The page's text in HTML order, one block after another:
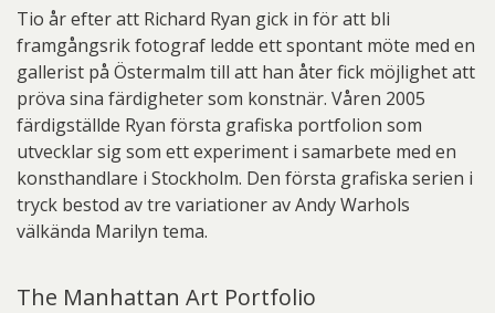
Tio år efter att Richard Ryan gick in för att bli
framgångsrik fotograf ledde ett spontant möte med en
gallerist på Östermalm till att han åter fick möjlighet att
pröva sina färdigheter som konstnär. Våren 2005
färdigställde Ryan första grafiska portfolion som
utvecklar sig som ett experiment i samarbete med en
konsthandlare i Stockholm. Den första grafiska serien i
tryck bestod av tre variationer av Andy Warhols
välkända Marilyn tema.
The Manhattan Art Portfolio